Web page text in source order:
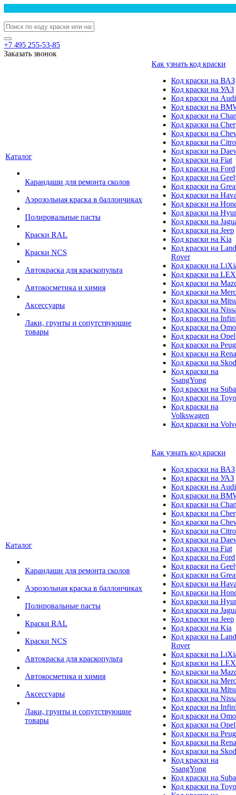
+7 495 255-53-85
Заказать звонок
Каталог
Карандаши для ремонта сколов
Аэрозольная краска в баллончиках
Полировальные пасты
Краски RAL
Краски NCS
Автокраска для краскопульта
Автокосметика и химия
Аксессуары
Лаки, грунты и сопутствующие
товары
Как узнать код краски
Код краски на ВАЗ
Код краски на УАЗ
Код краски на Audi
Код краски на
Код краски на
Код краски на
Код краски на
Код краски на
Код краски на
Код краски на Fiat
Код краски на Ford
Код краски на
Код краски на
Код краски на
Код краски на
Код краски на
Код краски на
Код краски на Jeep
Код краски на Kia
Код краски на Land
Rover
Код краски на
Код краски на
Код краски на
Код краски на
Код краски на
Код краски на
Код краски на
Код краски на
Код краски на Opel
Код краски на
Код краски на
Код краски на
Код краски на
SsangYong
Код краски на
Код краски на
Код краски на
Volkswagen
Код краски на
Каталог
Карандаши для ремонта сколов
Аэрозольная краска в баллончиках
Полировальные пасты
Краски RAL
Краски NCS
Автокраска для краскопульта
Автокосметика и химия
Аксессуары
Лаки, грунты и сопутствующие
товары
Как узнать код краски
Код краски на ВАЗ
Код краски на УАЗ
Код краски на Audi
Код краски на
Код краски на
Код краски на
Код краски на
Код краски на
Код краски на
Код краски на Fiat
Код краски на Ford
Код краски на
Код краски на
Код краски на
Код краски на
Код краски на
Код краски на
Код краски на Jeep
Код краски на Kia
Код краски на Land
Rover
Код краски на
Код краски на
Код краски на
Код краски на
Код краски на
Код краски на
Код краски на
Код краски на
Код краски на Opel
Код краски на
Код краски на
Код краски на
Код краски на
SsangYong
Код краски на
Код краски на